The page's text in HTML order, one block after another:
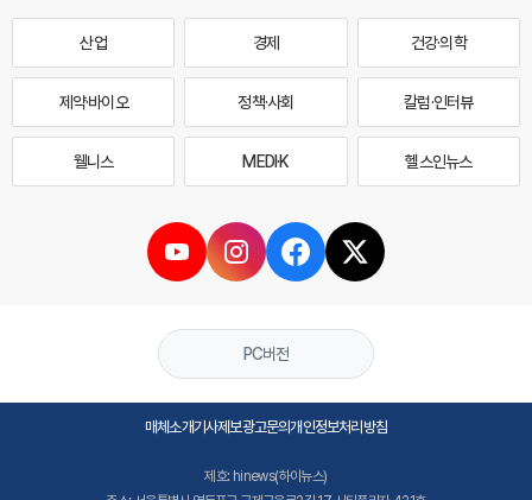
산업 경제 건강·의학
제약·바이오 정책·사회 칼럼·인터뷰
웰니스 MEDI·K 헬스인뉴스
PC버전
매체소개기사제보광고문의개인정보처리방침
제호: hinews(하이뉴스)